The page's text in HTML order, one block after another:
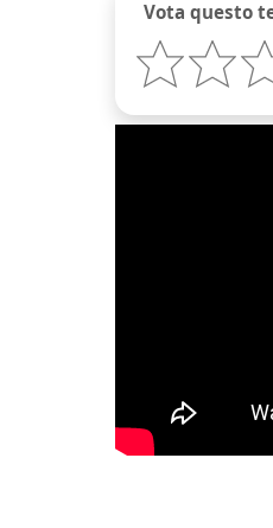
Vota questo